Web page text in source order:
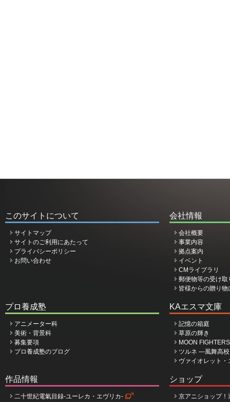
このサイトについて
サイトマップ
サイトのご利用にあたって
プライバシーポリシー
お問い合わせ
会社情報
会社概要
事業内容
拠点案内
イベント
CMライブラリ
郵便物等の受け取
皆様からの贈り
プロ養成塾
アニメーター科
美術・背景科
募集要項
プロ養成塾のブログ
KAエスマ文庫
記憶の箱庭
草原の輝き
MOON
ツルネ ―風舞高
ヴァイオレット
作品情報
二十世紀電氣目録-ユーレカ・エヴリカ-
ショップ
京アニショップ！